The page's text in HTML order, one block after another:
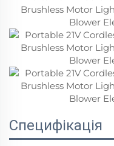
Специфікація